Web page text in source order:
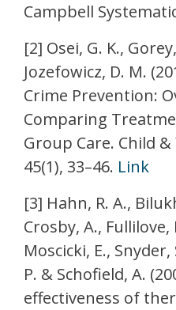
Campbell
[2] Osei, G. K.,
Jozefowicz, D. M.
Crime Prevention:
Comparing
Group Care. Child
45(1), 33–46. Link
[3] Hahn, R. A.,
Crosby, A.,
Moscicki, E.,
P. & Schofield, A.
effectiveness of